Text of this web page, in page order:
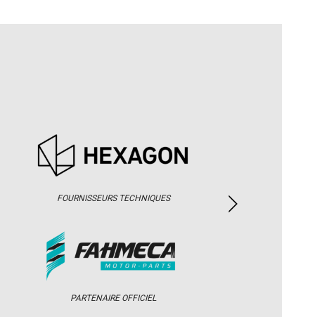
FOURNISSEURS TECHNIQUES
PARTENAIRE OFFICIEL